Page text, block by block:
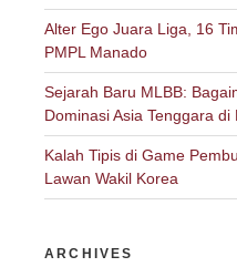
Alter Ego Juara Liga, 16
PMPL Manado
Sejarah Baru MLBB:
Dominasi Asia Tenggara di
Kalah Tipis di Game
Lawan Wakil Korea
ARCHIVES